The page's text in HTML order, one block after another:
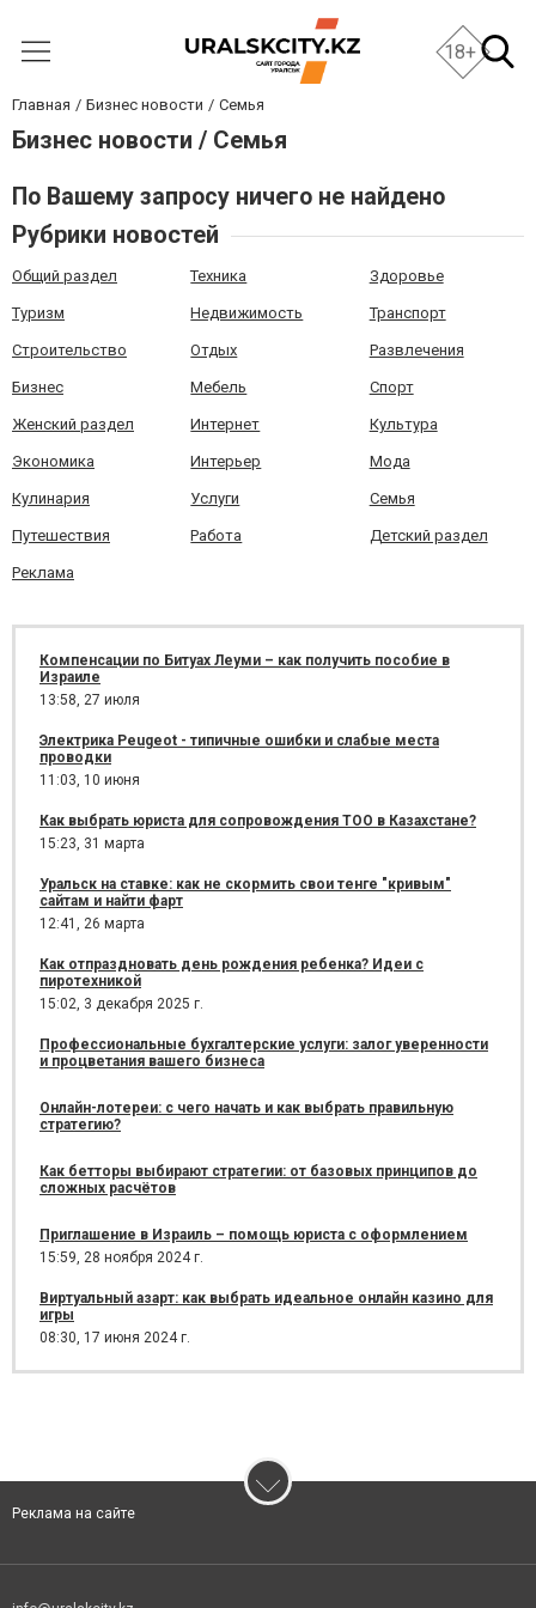
18+
Главная Бизнес новости Семья
Бизнес новости / Семья
По Вашему запросу ничего не найдено
Рубрики новостей
Общий раздел Техника Здоровье
Туризм Недвижимость Транспорт
Строительство Отдых Развлечения
Бизнес Мебель Спорт
Женский раздел Интернет Культура
Экономика Интерьер Мода
Кулинария Услуги Семья
Путешествия Работа Детский раздел
Реклама
Компенсации по Битуах Леуми – как получить пособие в
Израиле
13:58, 27 июля
Электрика Peugeot - типичные ошибки и слабые места
проводки
11:03, 10 июня
Как выбрать юриста для сопровождения ТОО в Казахстане?
15:23, 31 марта
Уральск на ставке: как не скормить свои тенге "кривым"
сайтам и найти фарт
12:41, 26 марта
Как отпраздновать день рождения ребенка? Идеи с
пиротехникой
15:02, 3 декабря 2025 г.
Профессиональные бухгалтерские услуги: залог уверенности
и процветания вашего бизнеса
Онлайн-лотереи: с чего начать и как выбрать правильную
стратегию?
Как бетторы выбирают стратегии: от базовых принципов до
сложных расчётов
Приглашение в Израиль – помощь юриста с оформлением
15:59, 28 ноября 2024 г.
Виртуальный азарт: как выбрать идеальное онлайн казино для
игры
08:30, 17 июня 2024 г.
Реклама на сайте